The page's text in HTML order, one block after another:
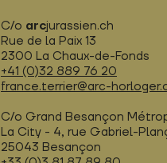
C/o arcjurassien.ch
Rue de la Paix 13
2300 La Chaux-de-Fonds
+41 (0)32 889 76 20
france.terrier@arc-
C/o Grand Besançon
La City - 4, rue Gabriel-
25043 Besançon